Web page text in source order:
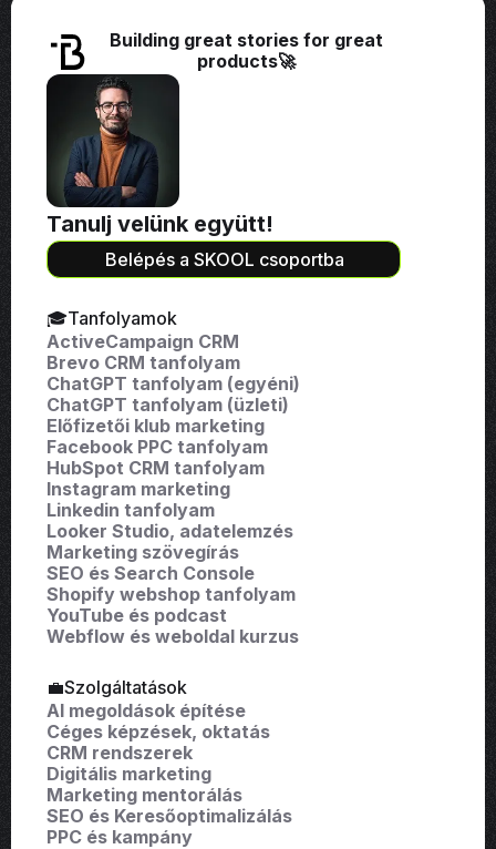
Building great stories for great
products🚀
Tanulj velünk együtt!
Belépés a SKOOL csoportba
🎓Tanfolyamok
ActiveCampaign CRM
Brevo CRM tanfolyam
ChatGPT tanfolyam (egyéni)
ChatGPT tanfolyam (üzleti)
Előfizetői klub marketing
Facebook PPC tanfolyam
HubSpot CRM tanfolyam
Instagram marketing
Linkedin tanfolyam
Looker Studio, adatelemzés
Marketing szövegírás
SEO és Search Console
Shopify webshop tanfolyam
YouTube és podcast
Webflow és weboldal kurzus
💼Szolgáltatások
AI megoldások építése
Céges képzések, oktatás
CRM rendszerek
Digitális marketing
Marketing mentorálás
SEO és Keresőoptimalizálás
PPC és kampány